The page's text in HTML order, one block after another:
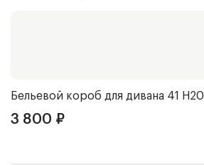
Бельевой короб для дивана 41 Н20
3 800 ₽